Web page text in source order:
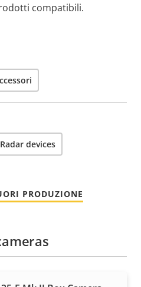
compatibili.
Radar devices
PRODUZIONE